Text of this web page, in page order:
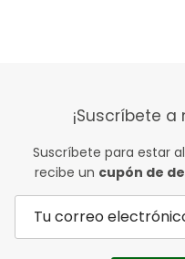
¡Suscríbete
Suscríbete para estar
recibe un cupón de